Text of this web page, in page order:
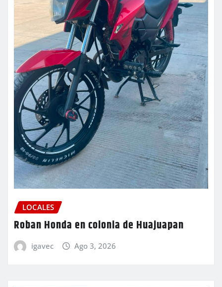
LOCALES
Roban Honda en colonia de Huajuapan
igavec Ago 3, 2026